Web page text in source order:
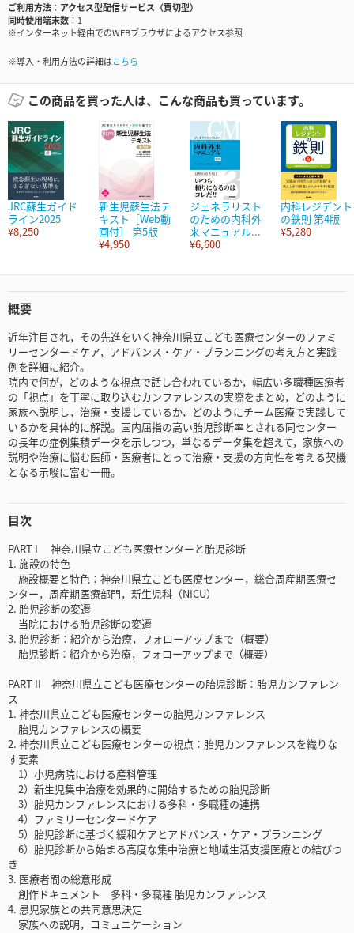
ご利用方法
アクセス型配信サービス（買切型）
同時使用端末数
1
※インターネット経由でのWEBブラウザによるアクセス参照
※導入・利用方法の詳細はこちら
この商品を買った人は、こんな商品も買っています。
JRC蘇生ガイド
ライン2025
¥8,250
新生児蘇生法テ
キスト［Web動
画付］ 第5版
¥4,950
ジェネラリスト
のための内科外
来マニュアル...
¥6,600
内科レジデント
の鉄則 第4版
¥5,280
概要
近年注目され，その先進をいく神奈川県立こども医療センターのファミ
リーセンタードケア，アドバンス・ケア・プランニングの考え方と実践
例を詳細に紹介。
院内で何が，どのような視点で話し合われているか，幅広い多職種医療者
の「視点」を丁寧に取り込むカンファレンスの実際をまとめ，どのように
家族へ説明し，治療・支援しているか，どのようにチーム医療で実践して
いるかを具体的に解説。国内屈指の高い胎児診断率とされる同センター
の⻑年の症例集積データを示しつつ，単なるデータ集を超えて，家族への
説明や治療に悩む医師・医療者にとって治療・支援の方向性を考える契機
となる示唆に富む一冊。
目次
PART I 神奈川県立こども医療センターと胎児診断
1. 施設の特色
施設概要と特色：神奈川県立こども医療センター，総合周産期医療セ
ンター，周産期医療部門，新生児科（NICU）
2. 胎児診断の変遷
当院における胎児診断の変遷
3. 胎児診断：紹介から治療，フォローアップまで（概要）
胎児診断：紹介から治療，フォローアップまで（概要）
PART II 神奈川県立こども医療センターの胎児診断：胎児カンファレン
ス
1. 神奈川県立こども医療センターの胎児カンファレンス
胎児カンファレンスの概要
2. 神奈川県立こども医療センターの視点：胎児カンファレンスを織りな
す要素
1）小児病院における産科管理
2）新生児集中治療を効果的に開始するための胎児診断
3）胎児カンファレンスにおける多科・多職種の連携
4）ファミリーセンタードケア
5）胎児診断に基づく緩和ケアとアドバンス・ケア・プランニング
6）胎児診断から始まる高度な集中治療と地域生活支援医療との結びつ
き
3. 医療者間の総意形成
創作ドキュメント 多科・多職種 胎児カンファレンス
4. 患児家族との共同意思決定
家族への説明，コミュニケーション